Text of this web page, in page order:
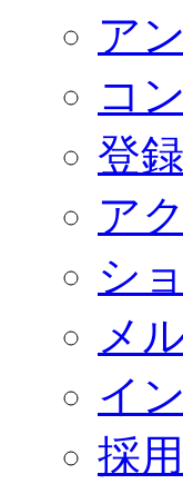
ア
コ
登
ア
シ
メ
イ
採